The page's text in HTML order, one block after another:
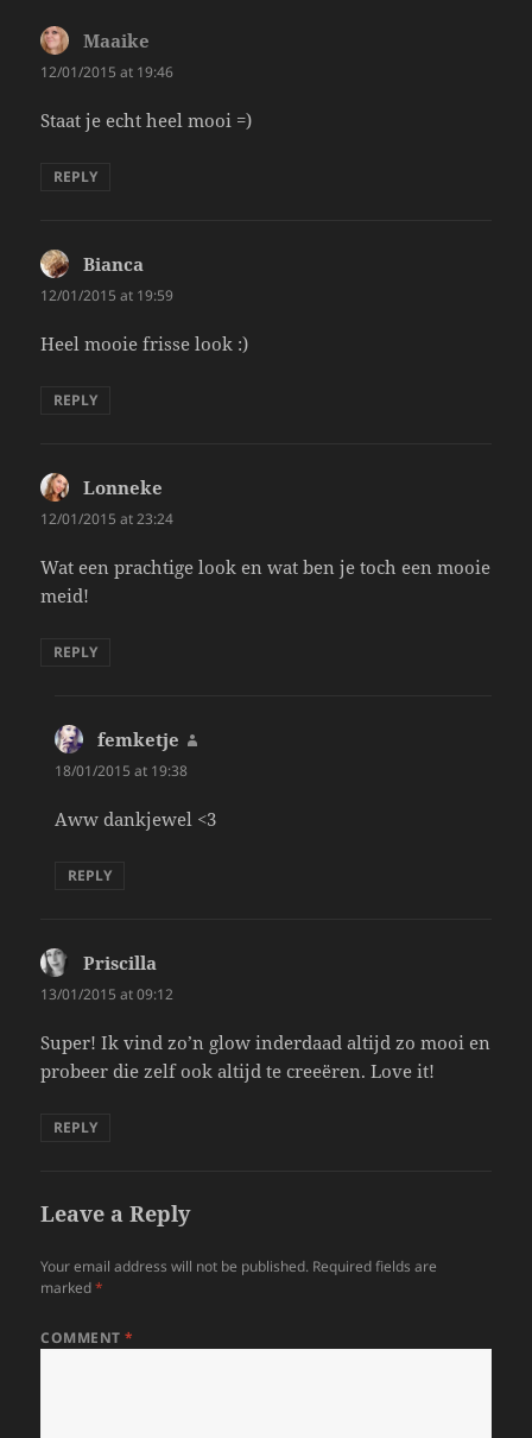
Maaike
12/01/2015 at 19:46
Staat je echt heel mooi =)
REPLY
Bianca
12/01/2015 at 19:59
Heel mooie frisse look :)
REPLY
Lonneke
12/01/2015 at 23:24
Wat een prachtige look en wat ben je toch een mooie
meid!
REPLY
femketje
18/01/2015 at 19:38
Aww dankjewel <3
REPLY
Priscilla
13/01/2015 at 09:12
Super! Ik vind zo’n glow inderdaad altijd zo mooi en
probeer die zelf ook altijd te creeëren. Love it!
REPLY
Leave a Reply
Your email address will not be published. Required fields are
marked*
COMMENT*